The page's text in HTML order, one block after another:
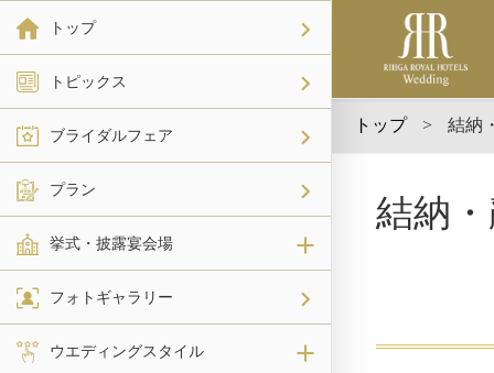
トップ > 結納
結納
トップ
トピックス
ブライダルフェア
プラン
挙式・披露宴会場
フォトギャラリー
ウエディングスタイル